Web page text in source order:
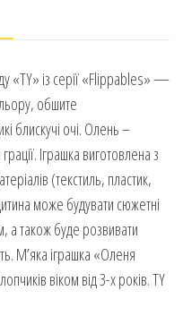
«TY» із серії «Flippables» —
обшите
блискучі очі. Олень –
Іграшка виготовлена з
(текстиль, пластик,
може будувати сюжетні
а також буде розвивати
М’яка іграшка «Оленя
віком від 3-х років. TY